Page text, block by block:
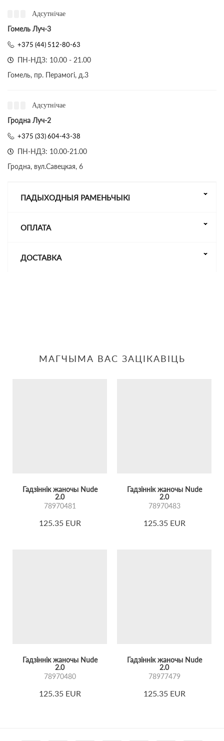
Адсутнічае
Гомель Луч-3
+375 (44) 512-80-63
ПН-НДЗ: 10.00 - 21.00
Гомель, пр. Перамогі, д.3
Адсутнічае
Гродна Луч-2
+375 (33) 604-43-38
ПН-НДЗ: 10.00-21.00
Гродна, вул.Савецкая, 6
ПАДЫХОДНЫЯ РАМЕНЬЧЫКі
ОПЛАТА
ДОСТАВКА
МАГЧЫМА ВАС ЗАЦІКАВІЦЬ
Гадзіннік жаночы Nude
2.0
78970481
125.35 EUR
Гадзіннік жаночы Nude
2.0
78970483
125.35 EUR
Гадзіннік жаночы Nude
2.0
78970480
125.35 EUR
Гадзіннік жаночы Nude
2.0
78977479
125.35 EUR